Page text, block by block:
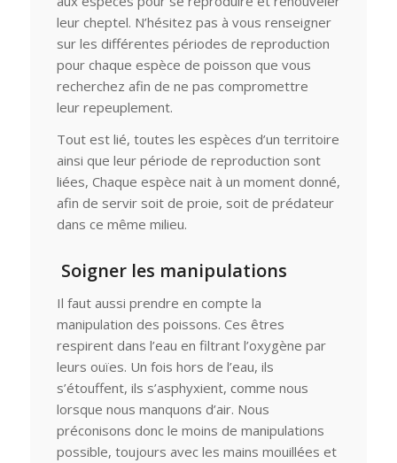
leur cheptel. N’hésitez pas à vous renseigner
sur les différentes périodes de reproduction
pour chaque espèce de poisson que vous
recherchez afin de ne pas compromettre
leur repeuplement.
Tout est lié, toutes les espèces d’un territoire
ainsi que leur période de reproduction sont
liées, Chaque espèce nait à un moment donné,
afin de servir soit de proie, soit de prédateur
dans ce même milieu.
Soigner les manipulations
Il faut aussi prendre en compte la
manipulation des poissons. Ces êtres
respirent dans l’eau en filtrant l’oxygène par
leurs ouïes. Un fois hors de l’eau, ils
s’étouffent, ils s’asphyxient, comme nous
lorsque nous manquons d’air. Nous
préconisons donc le moins de manipulations
possible, toujours avec les mains mouillées et